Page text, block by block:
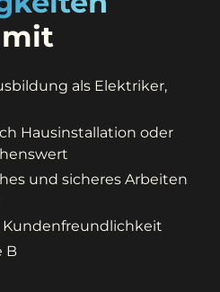
als Elektriker,
Hausinstallation oder
und sicheres Arbeiten
B